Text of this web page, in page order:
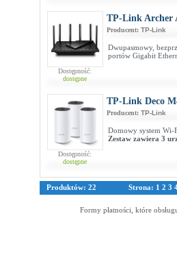
Dostępność:
dostępne
TP-Link Archer
Producent: TP-Link
Dwupasmowy,
portów Gigabit
Dostępność:
dostępne
TP-Link Deco
Producent: TP-Link
Domowy system Wi-
Zestaw zawiera 3
Produktów: 22 Strona: 1 2 3
Formy płatności, które